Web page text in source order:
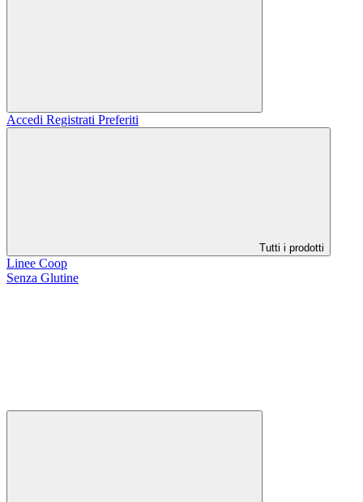
Accedi Registrati Preferiti
Tutti i prodotti
Linee Coop
Senza Glutine